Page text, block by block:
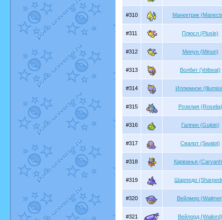
#310 Манектрик
#311 Плюсл (Plusle)
#312 Минун (Minun)
#313 Волбит (Volbeat)
#314 Иллюмизе
#315 Розелия (Roselia)
#316 Галпин (Gulpin)
#317 Свалот (Swalot)
#318 Карванья
#319 Шарпедо
#320 Вейлмер
#321 Вейлорд (Wailord)